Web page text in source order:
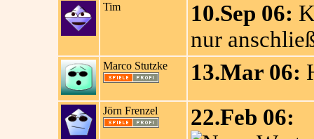
Tim 10.Sep 06:
nur
Marco Stutzke 13.Mar 06:
Jörn Frenzel 22.Feb 06: